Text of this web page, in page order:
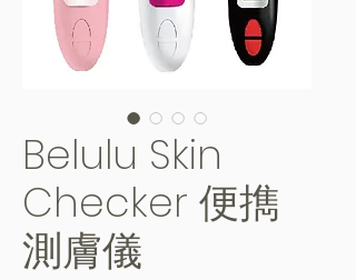
Belulu Skin
Checker 便擕
測膚儀